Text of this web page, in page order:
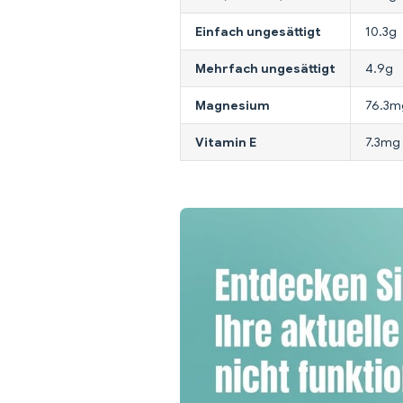
Einfach ungesättigt 10.3g
Mehrfach ungesättigt 4.9g
Magnesium
Vitamin E 7.3mg